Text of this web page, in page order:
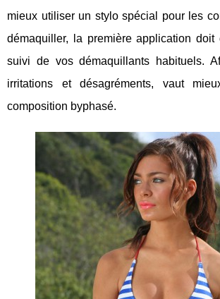
mieux utiliser un stylo spécial pour les
démaquiller, la première application doit
suivi de vos démaquillants habituels.
irritations et désagréments, vaut
composition byphasé.